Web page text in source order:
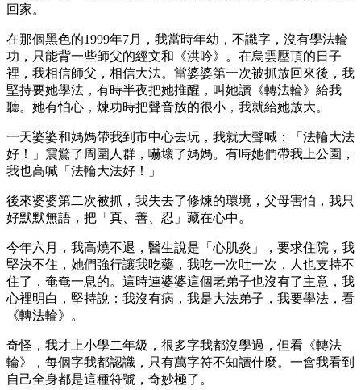
回家。
在那個黑色的1999年7月，我當時年幼，不識字，沒有學法輪
功，只能背一些師父的經文和《洪吟》。在烏雲壓頂的日子
裡，我相信師父，相信大法。當婆婆第一次被抓放回來後，我
堅持要她學法，有時半夜把她推醒，叫她讀《轉法輪》給我
聽。她有怕心，煉功時把聲音放的很小，我就給她放大。
一天婆婆和媽媽帶我到市中心去玩，我就大聲喊：「法輪大法
好！」震驚了周圍人群，嚇壞了媽媽。有時她們帶我上公園，
我也高喊「法輪大法好！」
後來婆婆第二次被抓，我失去了修煉的環境，父母害怕，我只
好默默無語，把「真、善、忍」藏在心中。
今年六月，我高燒不退，醫生說是「心肌炎」，要求住院，我
堅決不住，她們強行讓我吃藥，我吃一次吐一次，人也支持不
住了，奄奄一息的。這時連婆婆這個老弟子也沒有了主意，我
心裡明白，堅持說：我沒有病，我是大法弟子，我要學法，看
《轉法輪》。
奇怪，我才上小學二年級，很多字我都沒學過，但看《轉法
輪》，每個字我都認識，只有萬字符不知讀什麼。一會我看到
自己全身都是這種符號，奇妙極了。